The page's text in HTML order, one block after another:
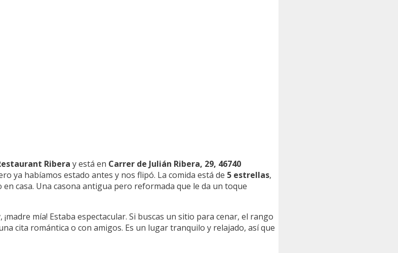
Ribera y está en Carrer de Julián Ribera, 29, 46740
ya habíamos estado antes y nos flipó. La comida está de 5 estrellas,
casa. Una casona antigua pero reformada que le da un toque
¡madre mía! Estaba espectacular. Si buscas un sitio para cenar, el rango
cita romántica o con amigos. Es un lugar tranquilo y relajado, así que